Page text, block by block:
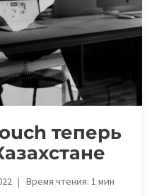
теперь
Время чтения: 1мин